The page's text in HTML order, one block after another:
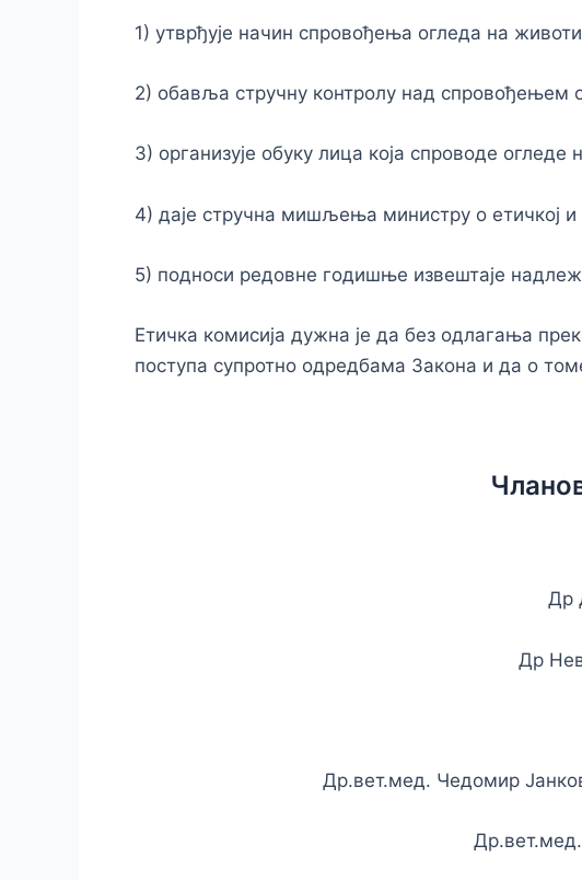
1) утврђује начин спровођења огледа на
2) обавља стручну контролу над спровођењем
3) организује обуку лица која спроводе
4) даје стручна мишљења министру о етичкој
5) подноси редовне годишње извештаје
Етичка комисија дужна је да без одлагања
поступа супротно одредбама Закона и да о
Др
Др
Др.вет.мед. Чедомир